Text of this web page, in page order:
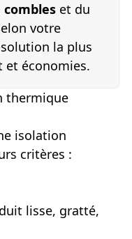
combles et du
votre
la plus
et économies.
thermique
isolation
critères :
lisse, gratté,